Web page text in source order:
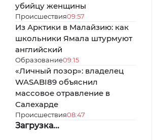
убийцу женщины
Происшествия09:57
Из Арктики в Малайзию: как
школьники Ямала штурмуют
английский
Образование09:15
«Личный позор»: владелец
WASABI89 объяснил
массовое отравление в
Салехарде
Происшествия08:47
Загрузка...